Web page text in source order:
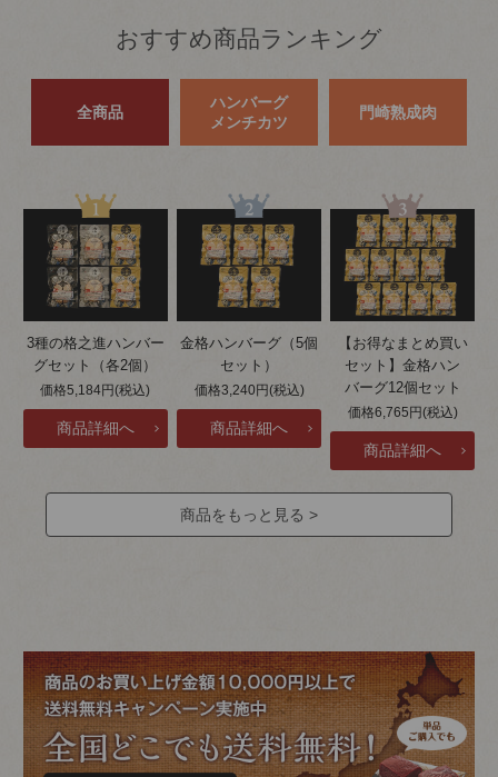
おすすめ商品ランキング
全商品
ハンバーグ
メンチカツ
門崎熟成肉
3種の格之進ハンバー
グセット（各2個）
価格5,184円(税込)
金格ハンバーグ（5個
セット）
価格3,240円(税込)
【お得なまとめ買い
セット】金格ハン
バーグ12個セット
価格6,765円(税込)
商品をもっと見る >